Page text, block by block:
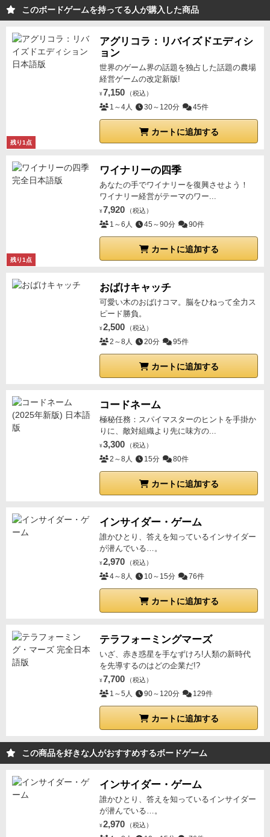
り、相手の癖を把握できてきたりすると、ハンデなし
ランスなのかなー、と。ちなみにここまでの話、デザ
イナーと打ち合わせも相談も何もなしのまま私が個人
的に考察した結果ですので、全く違うかもしれませ
その時はごめんなさい。
このボードゲームを持ってる人が購入した商品
残り1点
アグリコラ：リバイズドエディシ
ョン
世界のゲーム界の話題を独占した話題の農場
経営ゲームの改定新版!
¥ 7,150 （税込）
1～4人 30～120分 45件
カートに追加する
残り1点
ワイナリーの四季
あなたの手でワイナリーを復興させよう！
ワイナリー経営がテーマのワー...
¥ 7,920 （税込）
1～6人 45～90分 90件
カートに追加する
おばけキャッチ
可愛い木のおばけコマ。脳をひねって全力ス
ピード勝負。
¥ 2,500 （税込）
2～8人 20分 95件
カートに追加する
コードネーム
極秘任務：スパイマスターのヒントを手掛か
りに、敵対組織より先に味方の...
¥ 3,300 （税込）
2～8人 15分 80件
カートに追加する
インサイダー・ゲーム
誰かひとり、答えを知っているインサイダー
が潜んでいる…。
¥ 2,970 （税込）
4～8人 10～15分 76件
カートに追加する
テラフォーミングマーズ
いざ、赤き惑星を手なずけろ!人類の新時代
を先導するのはどの企業だ!?
¥ 7,700 （税込）
1～5人 90～120分 129件
カートに追加する
この商品を好きな人がおすすめするボードゲーム
インサイダー・ゲーム
誰かひとり、答えを知っているインサイダー
が潜んでいる…。
¥ 2,970 （税込）